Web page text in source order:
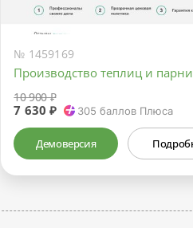
№ 1459169
Производство теплиц и
10 900 ₽
7 630 ₽ 305 баллов Плюса
Демоверсия